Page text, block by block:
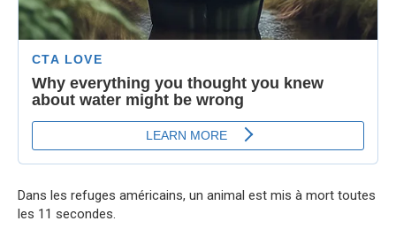
Dans les refuges américains, un animal est mis à mort toutes
les 11 secondes.